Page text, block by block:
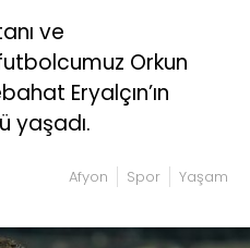
ve
Orkun
Eryalçın’ın
yaşadı.
Afyon Spor Yaşam